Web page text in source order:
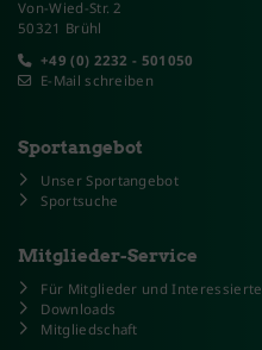
Von-Wied-Str. 2
50321 Brühl
+49 (0) 2232 - 501050
E-Mail schreiben
Sportangebot
Unser Sportangebot
Sportsuche
Mitglieder-Service
Für Mitglieder und Interessierte
Downloads
Mitgliedschaft